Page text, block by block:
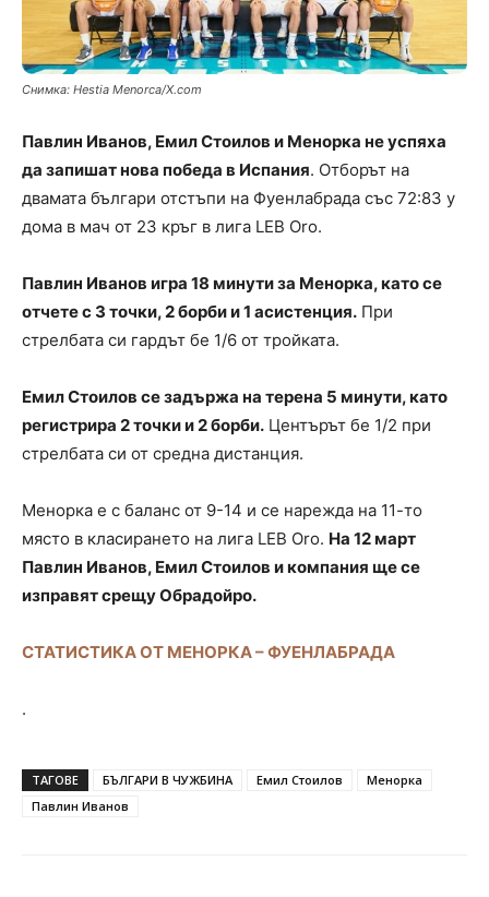
Снимка: Hestia Menorca/X.com
Павлин Иванов, Емил Стоилов и Менорка не успяха
да запишат нова победа в Испания. Отборът на
двамата българи отстъпи на Фуенлабрада със 72:83 у
дома в мач от 23 кръг в лига LEB Oro.
Павлин Иванов игра 18 минути за Менорка, като се
отчете с 3 точки, 2 борби и 1 асистенция. При
стрелбата си гардът бе 1/6 от тройката.
Емил Стоилов се задържа на терена 5 минути, като
регистрира 2 точки и 2 борби. Центърът бе 1/2 при
стрелбата си от средна дистанция.
Менорка е с баланс от 9-14 и се нарежда на 11-то
място в класирането на лига LEB Oro. На 12 март
Павлин Иванов, Емил Стоилов и компания ще се
изправят срещу Обрадойро.
СТАТИСТИКА ОТ МЕНОРКА – ФУЕНЛАБРАДА
.
ТАГОВЕ БЪЛГАРИ В ЧУЖБИНА Емил Стоилов
Менорка
Павлин Иванов